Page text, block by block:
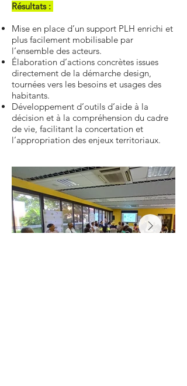
Résultats :
Mise en place d’un support PLH enrichi et
plus facilement mobilisable par
l’ensemble des acteurs.
Élaboration d’actions concrètes issues
directement de la démarche design,
tournées vers les besoins et usages des
habitants.
Développement d’outils d’aide à la
décision et à la compréhension du cadre
de vie, facilitant la concertation et
l’appropriation des enjeux territoriaux.